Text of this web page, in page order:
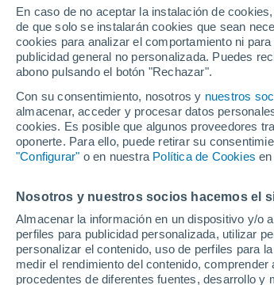
En caso de no aceptar la instalación de
de que solo se instalarán cookies que sean
cookies para analizar el comportamiento ni
publicidad general no personalizada. Puedes
abono pulsando el botón "Rechazar".
Con su consentimiento, nosotros y nuestros
almacenar, acceder y procesar datos
cookies. Es posible que algunos proveedores
oponerte. Para ello, puede retirar su
"Configurar" o en nuestra Política de Cookies
Nosotros y nuestros socios hacemos el
Almacenar la información en un dispositivo y/o
perfiles para publicidad personalizada, utilizar
personalizar el contenido, uso de perfiles para
medir el rendimiento del contenido,
procedentes de diferentes fuentes, desarrollo
ECMWF
GFS
ECMWF Europa
GFS Europa